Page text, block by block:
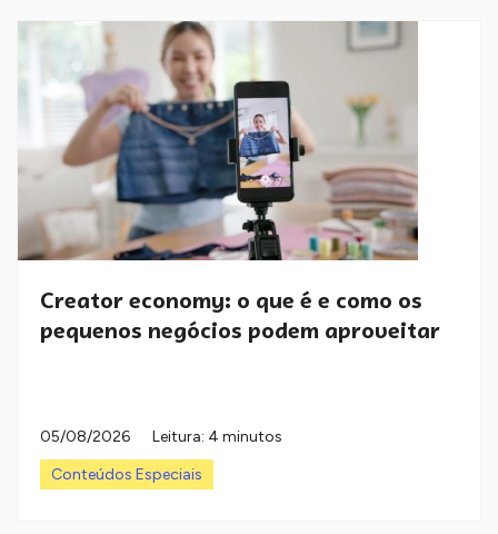
Creator economy: o que é e como os
pequenos negócios podem aproveitar
05/08/2026
Leitura: 4 minutos
Conteúdos Especiais